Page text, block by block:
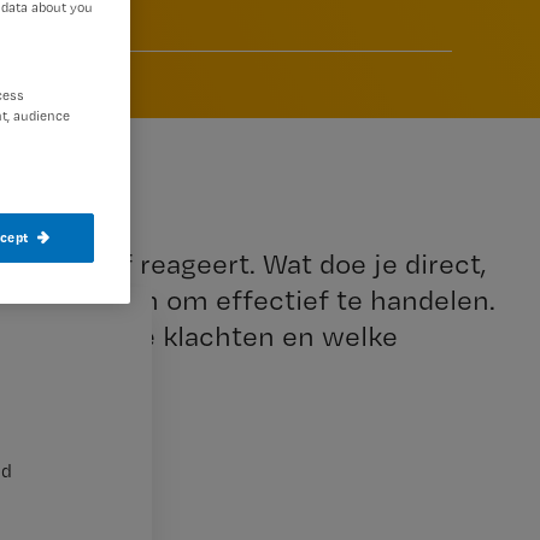
reageert. Wat doe je direct,
stappen om effectief te handelen.
klachten en welke
about you
audience